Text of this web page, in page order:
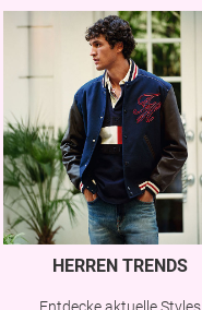
HERREN TRENDS